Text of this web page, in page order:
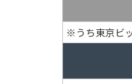
※うち東京ビ